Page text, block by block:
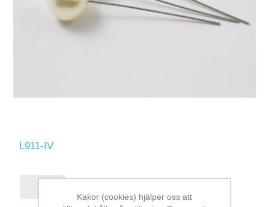
L911-IV
Kakor (cookies) hjälper oss att